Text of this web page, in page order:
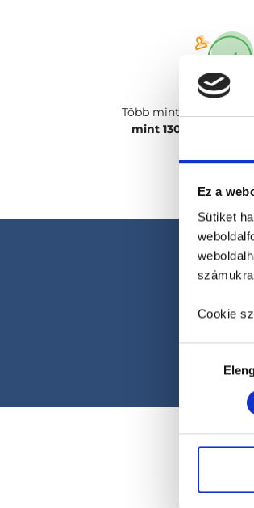
Ez a
Sütiket
Cookie
kiválasztása
Több mint
mint 130